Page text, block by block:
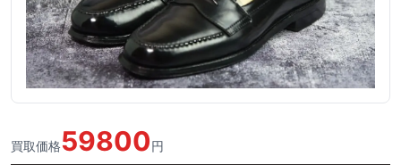
買取価格59800円